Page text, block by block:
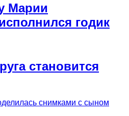
Марии
годик
становится